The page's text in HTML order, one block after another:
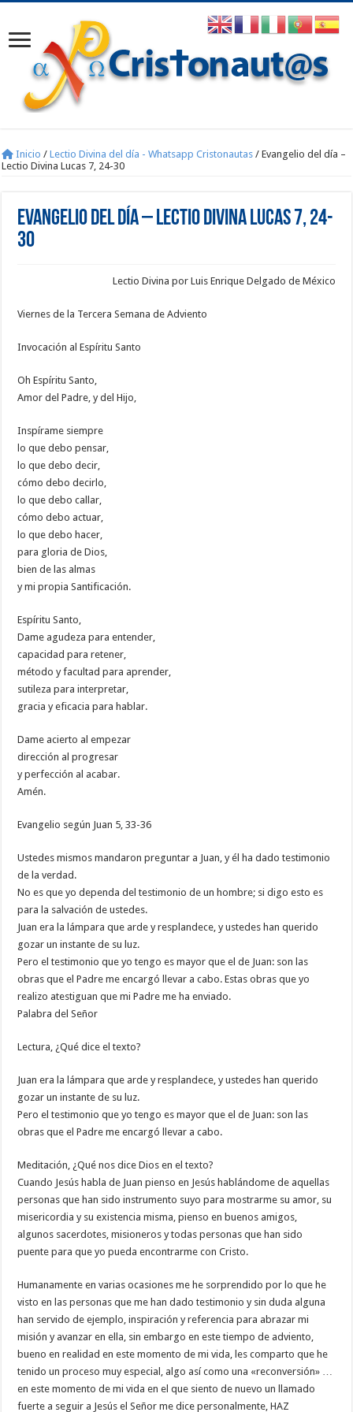
Inicio / Lectio Divina del día - Whatsapp Cristonautas / Evangelio del día –
Lectio Divina Lucas 7, 24-30
Evangelio del día – Lectio Divina Lucas 7, 24-
30
Lectio Divina por Luis Enrique Delgado de México
Viernes de la Tercera Semana de Adviento
Invocación al Espíritu Santo
Oh Espíritu Santo,
Amor del Padre, y del Hijo,
Inspírame siempre
lo que debo pensar,
lo que debo decir,
cómo debo decirlo,
lo que debo callar,
cómo debo actuar,
lo que debo hacer,
para gloria de Dios,
bien de las almas
y mi propia Santificación.
Espíritu Santo,
Dame agudeza para entender,
capacidad para retener,
método y facultad para aprender,
sutileza para interpretar,
gracia y eficacia para hablar.
Dame acierto al empezar
dirección al progresar
y perfección al acabar.
Amén.
Evangelio según Juan 5, 33-36
Ustedes mismos mandaron preguntar a Juan, y él ha dado testimonio
de la verdad.
No es que yo dependa del testimonio de un hombre; si digo esto es
para la salvación de ustedes.
Juan era la lámpara que arde y resplandece, y ustedes han querido
gozar un instante de su luz.
Pero el testimonio que yo tengo es mayor que el de Juan: son las
obras que el Padre me encargó llevar a cabo. Estas obras que yo
realizo atestiguan que mi Padre me ha enviado.
Palabra del Señor
Lectura, ¿Qué dice el texto?
Juan era la lámpara que arde y resplandece, y ustedes han querido
gozar un instante de su luz.
Pero el testimonio que yo tengo es mayor que el de Juan: son las
obras que el Padre me encargó llevar a cabo.
Meditación, ¿Qué nos dice Dios en el texto?
Cuando Jesús habla de Juan pienso en Jesús hablándome de aquellas
personas que han sido instrumento suyo para mostrarme su amor, su
misericordia y su existencia misma, pienso en buenos amigos,
algunos sacerdotes, misioneros y todas personas que han sido
puente para que yo pueda encontrarme con Cristo.
Humanamente en varias ocasiones me he sorprendido por lo que he
visto en las personas que me han dado testimonio y sin duda alguna
han servido de ejemplo, inspiración y referencia para abrazar mi
misión y avanzar en ella, sin embargo en este tiempo de adviento,
bueno en realidad en este momento de mi vida, les comparto que he
tenido un proceso muy especial, algo así como una «reconversión» …
en este momento de mi vida en el que siento de nuevo un llamado
fuerte a seguir a Jesús el Señor me dice personalmente, HAZ